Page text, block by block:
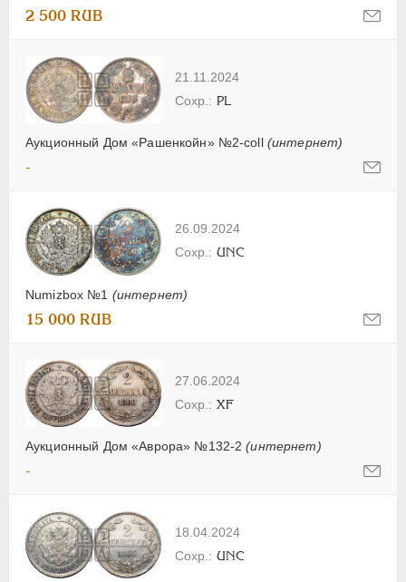
2 500 RUB
21.11.2024
Аукционный Дом «Рашенкойн» №2-coll (интернет)
PL
-
26.09.2024
Numizbox №1 (интернет)
UNC
15 000 RUB
27.06.2024
Аукционный Дом «Аврора» №132-2(интернет)
XF
-
18.04.2024
UNC